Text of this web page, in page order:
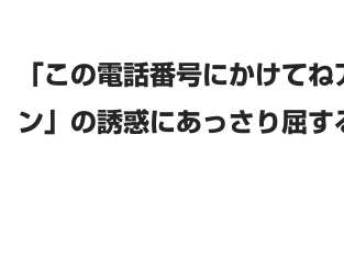
「この電話番号にかけてね
ン」の誘惑にあっさり屈す